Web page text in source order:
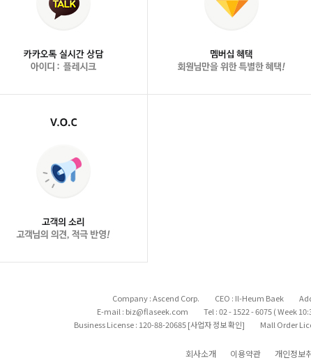
Company : Ascend Corp. CEO : Il-Heum Baek
E-mail : biz@flaseek.com
Tel : 02 - 1522 - 6075 ( Week
Business License : 120-88-20685[사업자 정보 확인] Mall Order
회사소개 이용약관 개인정보